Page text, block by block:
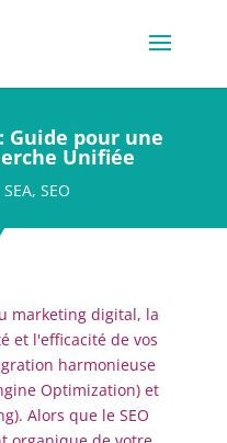
Guide pour une
Unifiée
SEA,SEO
marketing digital, la
et l'efficacité de vos
harmonieuse
Optimization) et
Alors que le SEO